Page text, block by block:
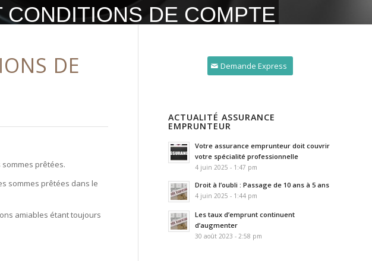
DE COMPTE
DE
prêtées.
sommes prêtées dans le
amiables étant toujours
Demande Express
ACTUALITÉ ASSURANCE
EMPRUNTEUR
Votre assurance emprunteur doit couvrir
votre spécialité professionnelle
4 juin 2025 - 1:47 pm
Droit à l’oubli : Passage de 10 ans à 5 ans
4 juin 2025 - 1:44 pm
Les taux d’emprunt continuent
d’augmenter
30 août 2023 - 2:58 pm